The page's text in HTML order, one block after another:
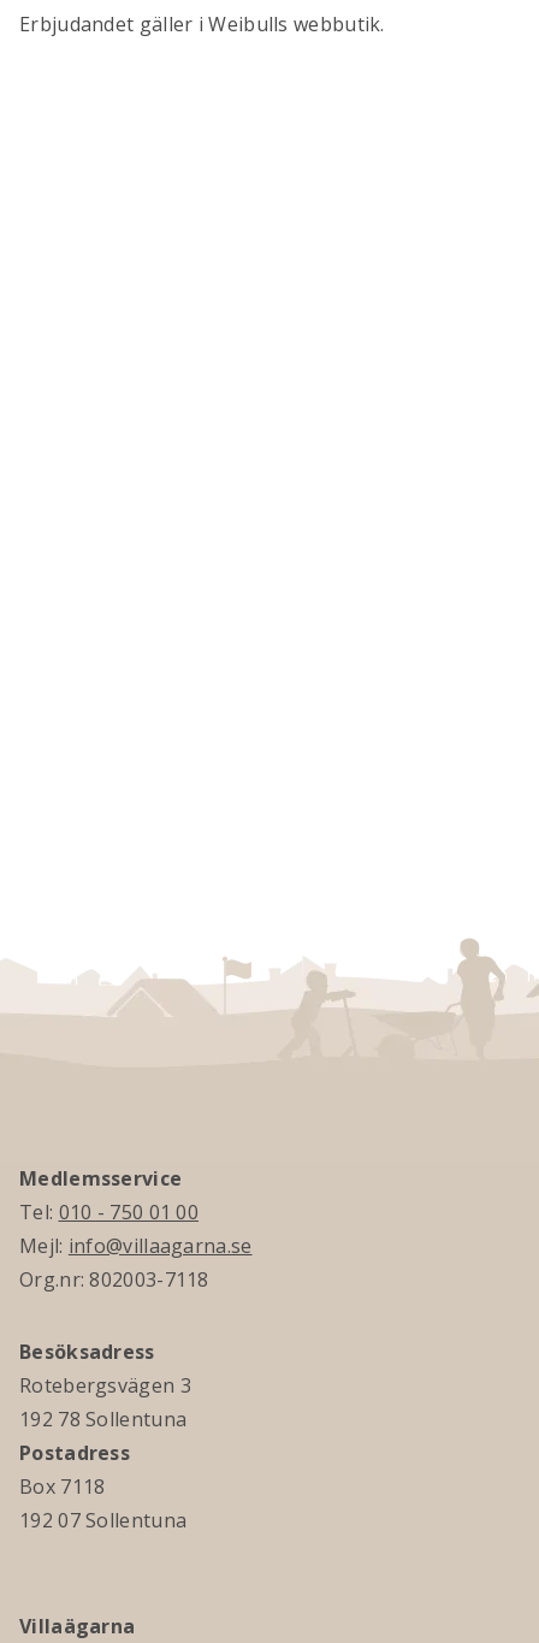
Erbjudandet gäller i Weibulls webbutik.
Medlemsservice
Tel: 010 - 750 01 00
Mejl: info@villaagarna.se
Org.nr: 802003-7118
Besöksadress
Rotebergsvägen 3
192 78 Sollentuna
Postadress
Box 7118
192 07 Sollentuna
Villaägarna